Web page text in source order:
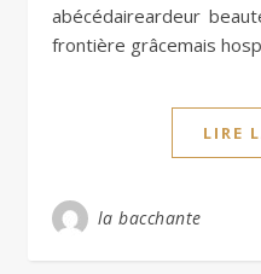
abécédaireardeur
frontière grâcemais
LIRE
la bacchante